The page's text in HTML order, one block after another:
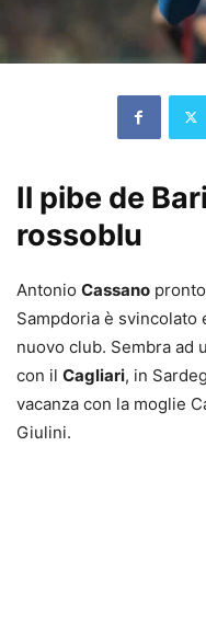
Il pibe de
rossoblu
Antonio Cassano
Sampdoria è
nuovo club. Sembra ad
con il Cagliari, in
vacanza con la moglie
Giulini.